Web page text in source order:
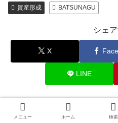
資産形成 BATSUNAGU
シェ
X
LINE
じぇいをフ
メニュー ホーム 検索